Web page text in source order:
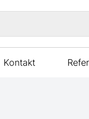
Kontakt